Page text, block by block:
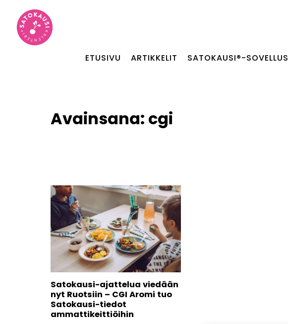
ETUSIVU ARTIKKELIT SATOKAUSI®-SOVELLUS
Avainsana: cgi
Satokausi-ajattelua viedään
nyt Ruotsiin – CGI Aromi tuo
Satokausi-tiedot
ammattikeittiöihin